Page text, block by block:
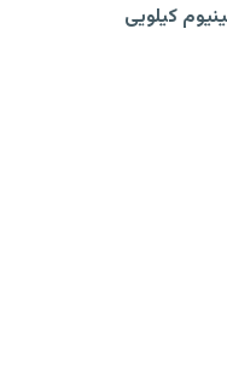
کیلویی